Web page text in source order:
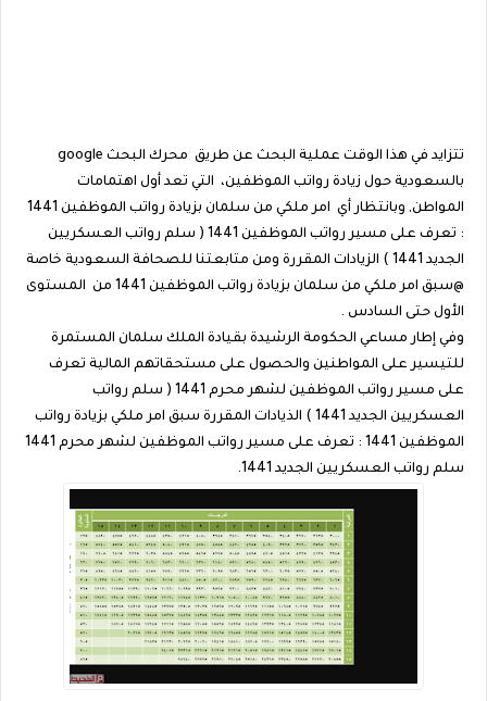
تتزايد في هذا الوقت عملية البحث عن طريق محرك البحث google
بالسعودية حول زيادة رواتب الموظفين، التي تعد أول اهتمامات
المواطن, وبانتظار أي امر ملكي من سلمان بزيادة رواتب الموظفين 1441
: تعرف على مسير رواتب الموظفين 1441 ( سلم رواتب العسكريين
الجديد 1441 ) الزيادات المقررة ومن متابعتنا للصحافة السعودية خاصة
@سبق امر ملكي من سلمان بزيادة رواتب الموظفين 1441 من المستوى
الأول حتى السادس .
وفي إطار مساعي الحكومة الرشيدة بقيادة الملك سلمان المستمرة
للتيسير على المواطنين والحصول على مستحقاتهم المالية تعرف
على مسير رواتب الموظفين لشهر محرم 1441 ( سلم رواتب
العسكريين الجديد 1441 ) الذيادات المقررة سبق امر ملكي بزيادة رواتب
الموظفين 1441 : تعرف على مسير رواتب الموظفين لشهر محرم 1441
سلم رواتب العسكريين الجديد 1441.